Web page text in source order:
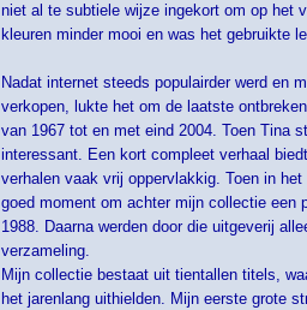
niet al te subtiele wijze ingekort om op het
kleuren minder mooi en was het gebruikte
Nadat internet steeds populairder werd en
verkopen, lukte het om de laatste
van 1967 tot en met eind 2004. Toen Tina
interessant. Een kort compleet verhaal
verhalen vaak vrij oppervlakkig. Toen in
goed moment om achter mijn collectie een
1988. Daarna werden door die uitgeverij
verzameling.
Mijn collectie bestaat uit tientallen titels,
het jarenlang uithielden. Mijn eerste grote